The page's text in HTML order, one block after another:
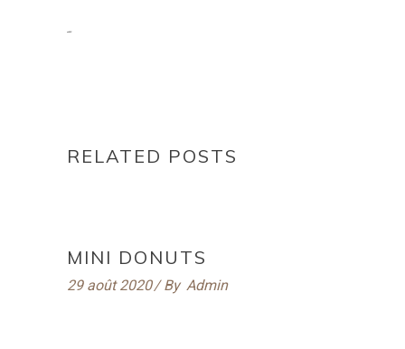
-
RELATED POSTS
MINI DONUTS
29 août 2020 By Admin